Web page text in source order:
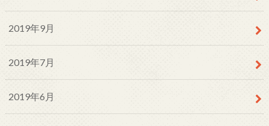
2019年9月
2019年7月
2019年6月